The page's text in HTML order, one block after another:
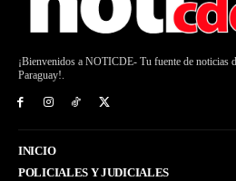
¡Bienvenidos a NOTICDE- Tu fuente de noticias
Paraguay!.
INICIO
POLICIALES Y JUDICIALES